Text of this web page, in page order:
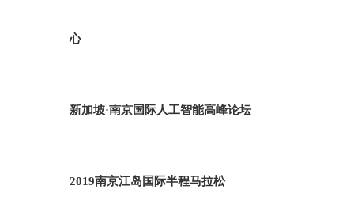
心
新加坡·南京国际人工智能高峰论坛
2019南京江岛国际半程马拉松